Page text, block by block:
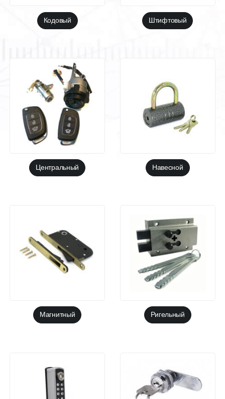
Кодовый Штифтовый
Центральный Навесной
Магнитный Ригельный